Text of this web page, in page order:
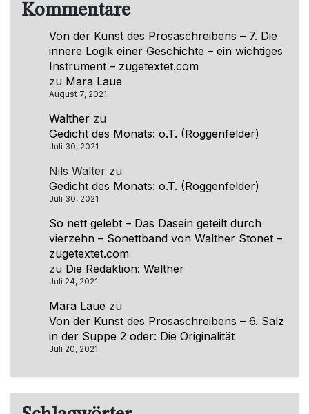
Kommentare
Von der Kunst des Prosaschreibens – 7. Die
innere Logik einer Geschichte – ein wichtiges
Instrument – zugetextet.com
zu Mara Laue
August 7, 2021
Walther zu
Gedicht des Monats: o.T. (Roggenfelder)
Juli 30, 2021
Nils Walter zu
Gedicht des Monats: o.T. (Roggenfelder)
Juli 30, 2021
So nett gelebt – Das Dasein geteilt durch
vierzehn – Sonettband von Walther Stonet –
zugetextet.com
zu Die Redaktion: Walther
Juli 24, 2021
Mara Laue zu
Von der Kunst des Prosaschreibens – 6. Salz
in der Suppe 2 oder: Die Originalität
Juli 20, 2021